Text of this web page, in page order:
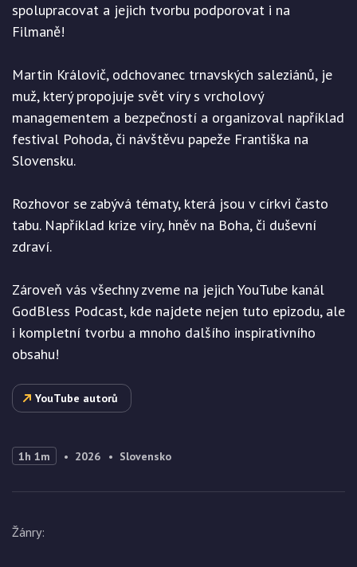
spolupracovat a jejich tvorbu podporovat i na
Filmaně!
Martin Královič, odchovanec trnavských saleziánů, je
muž, který propojuje svět víry s vrcholový
managementem a bezpečností a organizoval například
festival Pohoda, či návštěvu papeže Františka na
Slovensku.
Rozhovor se zabývá tématy, která jsou v církvi často
tabu. Například krize víry, hněv na Boha, či duševní
zdraví.
Zároveň vás všechny zveme na jejich YouTube kanál
GodBless Podcast, kde najdete nejen tuto epizodu, ale
i kompletní tvorbu a mnoho dalšího inspirativního
obsahu!
YouTube autorů
1h 1m 2026 Slovensko
Žánry: